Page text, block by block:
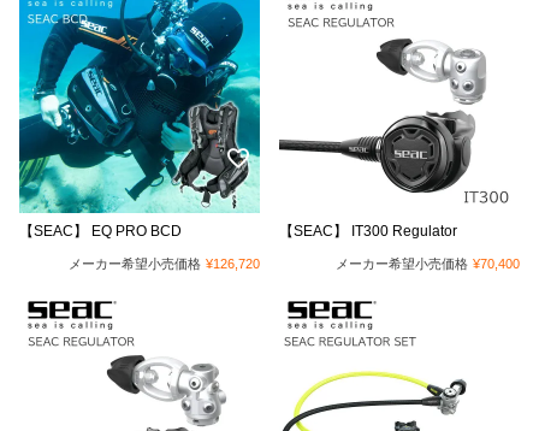
【SEAC】 EQ PRO BCD
メーカー希望小売価格 ¥126,720
【SEAC】 IT300 Regulator
メーカー希望小売価格 ¥70,400